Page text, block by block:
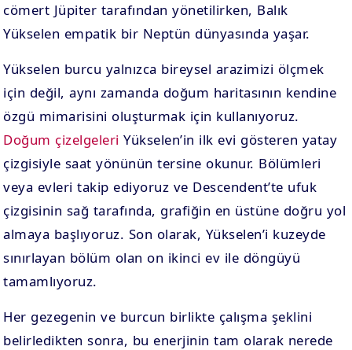
cömert Jüpiter tarafından yönetilirken, Balık
Yükselen empatik bir Neptün dünyasında yaşar.
Yükselen burcu yalnızca bireysel arazimizi ölçmek
için değil, aynı zamanda doğum haritasının kendine
özgü mimarisini oluşturmak için kullanıyoruz.
Doğum çizelgeleri Yükselen’in ilk evi gösteren yatay
çizgisiyle saat yönünün tersine okunur. Bölümleri
veya evleri takip ediyoruz ve Descendent’te ufuk
çizgisinin sağ tarafında, grafiğin en üstüne doğru yol
almaya başlıyoruz. Son olarak, Yükselen’i kuzeyde
sınırlayan bölüm olan on ikinci ev ile döngüyü
tamamlıyoruz.
Her gezegenin ve burcun birlikte çalışma şeklini
belirledikten sonra, bu enerjinin tam olarak nerede